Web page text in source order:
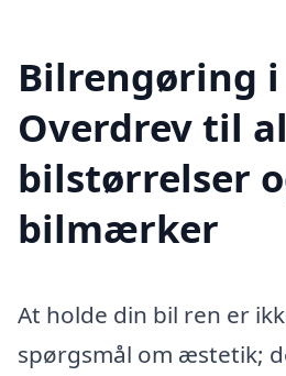
Bilrengøring
Overdrev til
bilstørrelser
bilmærker
At holde din bil ren er
spørgsmål om æstetik;